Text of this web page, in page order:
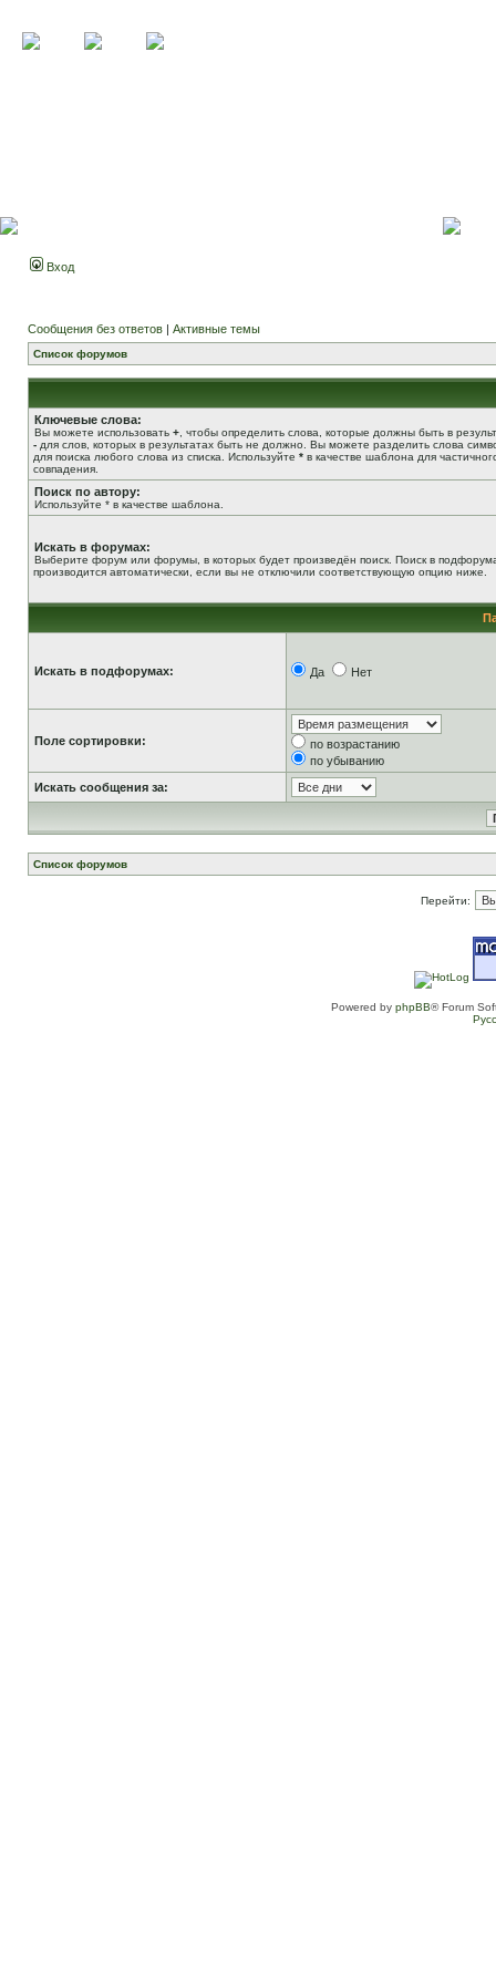
Вход
Сообщения без ответов | Активные темы
Список форумов
Ключевые слова:
Вы можете использовать + , чтобы определить слова, которые должны быть в
- для слов, которых в результатах быть не должно. Вы можете разделить слова
для поиска любого слова из списка. Используйте * в качестве шаблона для
совпадения.
Поиск по автору:
Используйте * в качестве шаблона.
Искать в форумах:
Выберите форум или форумы, в которых будет произведён поиск. Поиск в
производится автоматически, если вы не отключили соответствующую опцию ниже.
Искать в подфорумах: Да Нет
Поле сортировки:
по возрастанию
по убыванию
Искать сообщения за:
Список форумов
Перейти:
Powered by phpBB® Forum